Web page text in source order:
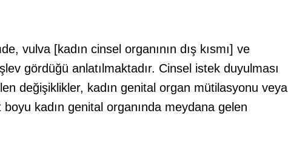
vulva [kadın cinsel organının dış kısmı] ve
gördüğü anlatılmaktadır. Cinsel istek duyulması
değişiklikler, kadın genital organ mütilasyonu veya
kadın genital organında meydana gelen